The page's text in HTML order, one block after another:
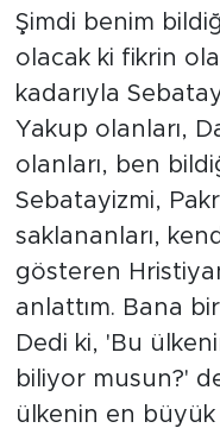
Şimdi benim
olacak ki fikrin
kadarıyla
Yakup olanları,
olanları, ben
Sebatayizmi,
saklananları,
gösteren
anlattım. Bana
Dedi ki, 'Bu
biliyor musun?'
ülkenin en büyük